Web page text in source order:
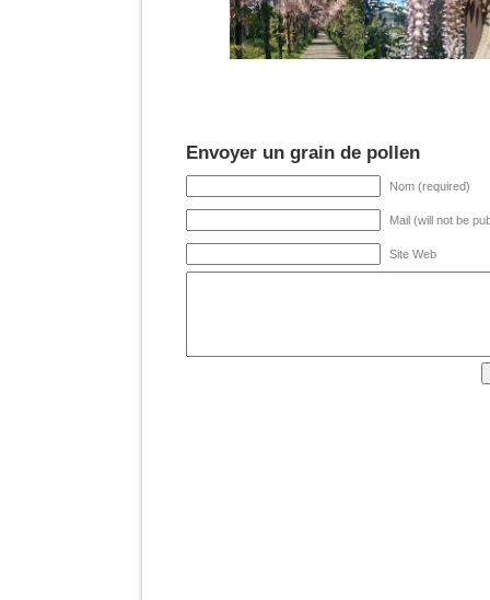
Envoyer un grain de pollen
Nom (required)
Mail (will not be
Site Web